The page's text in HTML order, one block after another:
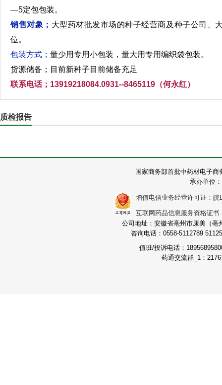
—5定包包装。
销售对象； 大型药材批发市场的种子经营商及种子公司、
位。
包装方式； 量少用专用小包装，量大用专用编织袋包装。
货源储备；目前新种子目前储备充足
联系电话；13919218084.0931--8465119（何永红）
质检报告
国家商务部首批中药材电子
承办单位
增值电信业务经营许可证：皖
互联网药品信息服务资格证
公司地址：安徽省亳州市康美（
咨询电话：0558-5112789
值班/投诉电话：
药通交流群_1：